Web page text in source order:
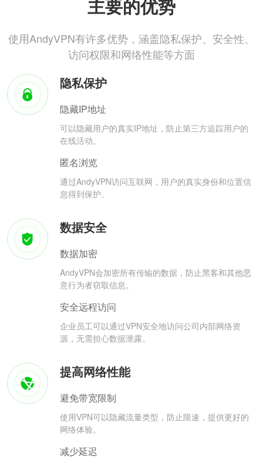
主要的优势
使用AndyVPN有许多优势，涵盖隐私保护、安全性、
访问权限和网络性能等方面
隐私保护
隐藏IP地址
可以隐藏用户的真实IP地址，防止第三方追踪用户的
在线活动。
匿名浏览
通过AndyVPN访问互联网，用户的真实身份和位置信
息得到保护。
数据安全
数据加密
AndyVPN会加密所有传输的数据，防止黑客和其他恶
意行为者窃取信息。
安全远程访问
企业员工可以通过VPN安全地访问公司内部网络资
源，无需担心数据泄露。
提高网络性能
避免带宽限制
使用VPN可以隐藏流量类型，防止限速，提供更好的
网络体验。
减少延迟